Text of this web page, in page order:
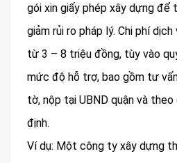
gói xin giấy phép xây dựng để
giảm rủi ro pháp lý. Chi phí
từ 3 – 8 triệu đồng, tùy vào
mức độ hỗ trợ, bao gồm tư
tờ, nộp tại UBND quận và
định.
Ví dụ: Một công ty xây dựng